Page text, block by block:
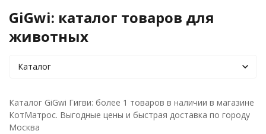
GiGwi: каталог товаров для
животных
Каталог
Каталог GiGwi Гигви: более 1 товаров в наличии в магазине
КотМатрос. Выгодные цены и быстрая доставка по городу
Москва